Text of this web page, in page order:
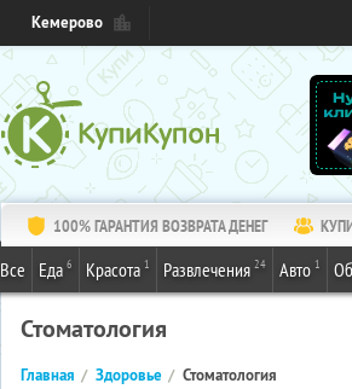
Кемерово
100% ГАРАНТИЯ ВОЗВРАТА ДЕНЕГ
Все Еда 6 Красота 1 Развлечения 24 Авто 1
Стоматология
Главная Здоровье Стоматология